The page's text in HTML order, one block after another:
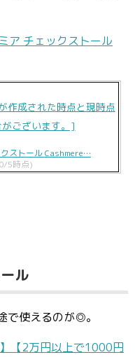
ア チェックストール
ストール Cashmere…
5時点)
ル
で使えるのが◎。
【2万円以上で1000円